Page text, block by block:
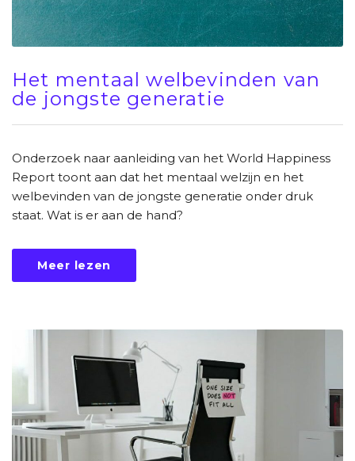
Het mentaal welbevinden van
de jongste generatie
Onderzoek naar aanleiding van het World Happiness
Report toont aan dat het mentaal welzijn en het
welbevinden van de jongste generatie onder druk
staat. Wat is er aan de hand?
Meer lezen